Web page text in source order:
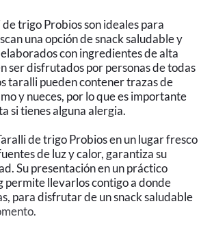
trigo Probios son ideales para
una opción de snack saludable y
con ingredientes de alta
ser disfrutados por personas de todas
taralli pueden contener trazas de
y nueces, por lo que es importante
si tienes alguna alergia.
de trigo Probios en un lugar fresco
de luz y calor, garantiza su
Su presentación en un práctico
permite llevarlos contigo a donde
para disfrutar de un snack saludable